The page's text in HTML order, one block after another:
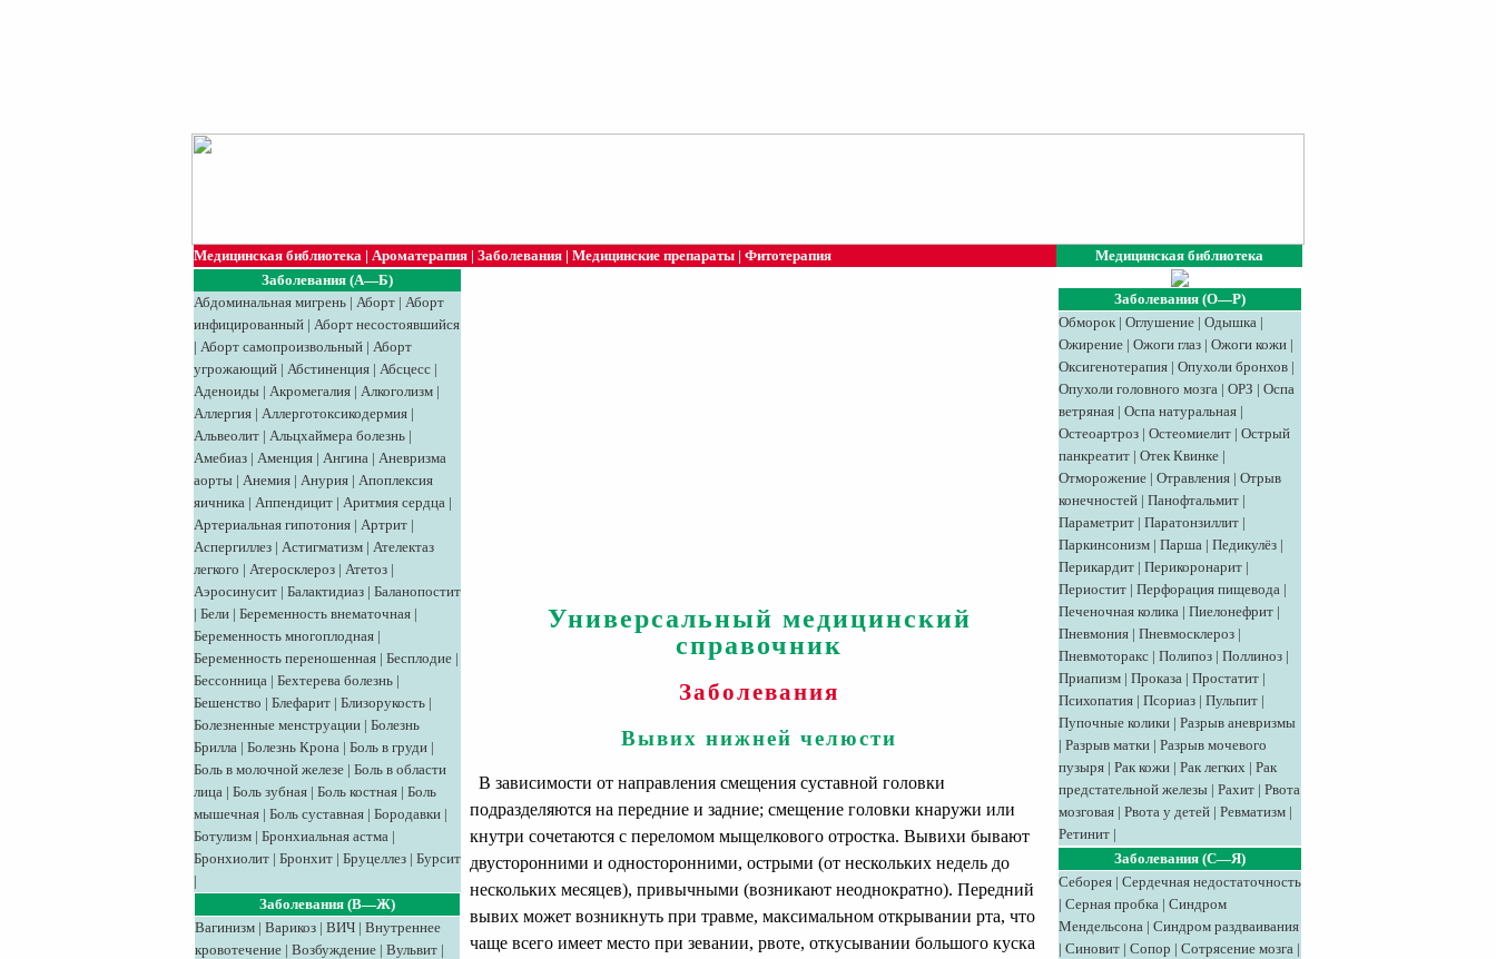
Медицинская библиотека | Ароматерапия | Заболевания | Медицинские препараты | Фитотерапия
Медицинская библиотека
Заболевания (А—Б)
Абдоминальная мигрень | Аборт | Аборт
инфицированный | Аборт несостоявшийся
| Аборт самопроизвольный | Аборт
угрожающий | Абстиненция | Абсцесс |
Аденоиды | Акромегалия | Алкоголизм |
Аллергия | Аллерготоксикодермия |
Альвеолит | Альцхаймера болезнь |
Амебиаз | Аменция | Ангина | Аневризма
аорты | Анемия | Анурия | Апоплексия
яичника | Аппендицит | Аритмия сердца |
Артериальная гипотония | Артрит |
Аспергиллез | Астигматизм | Ателектаз
легкого | Атеросклероз | Атетоз |
Аэросинусит | Балактидиаз | Баланопостит
| Бели | Беременность внематочная |
Беременность многоплодная |
Беременность переношенная | Бесплодие |
Бессонница | Бехтерева болезнь |
Бешенство | Блефарит | Близорукость |
Болезненные менструации | Болезнь
Брилла | Болезнь Крона | Боль в груди |
Боль в молочной железе | Боль в области
лица | Боль зубная | Боль костная | Боль
мышечная | Боль суставная | Бородавки |
Ботулизм | Бронхиальная астма |
Бронхиолит | Бронхит | Бруцеллез | Бурсит
|
Заболевания (В—Ж)
Вагинизм | Варикоз | ВИЧ | Внутреннее
кровотечение | Возбуждение | Вульвит |
Универсальный медицинский
справочник
Заболевания
Вывих нижней челюсти
В зависимости от направления смещения суставной головки
подразделяются на передние и задние; смещение головки кнаружи или
кнутри сочетаются с переломом мыщелкового отростка. Вывихи бывают
двусторонними и односторонними, острыми (от нескольких недель до
нескольких месяцев), привычными (возникают неоднократно). Передний
вывих может возникнуть при травме, максимальном открывании рта, что
чаще всего имеет место при зевании, рвоте, откусывании большого куска
Заболевания (О—Р)
Обморок | Оглушение | Одышка |
Ожирение | Ожоги глаз | Ожоги кожи |
Оксигенотерапия | Опухоли бронхов |
Опухоли головного мозга | ОРЗ | Оспа
ветряная | Оспа натуральная |
Остеоартроз | Остеомиелит | Острый
панкреатит | Отек Квинке |
Отморожение | Отравления | Отрыв
конечностей | Панофтальмит |
Параметрит | Паратонзиллит |
Паркинсонизм | Парша | Педикулёз |
Перикардит | Перикоронарит |
Периостит | Перфорация пищевода |
Печеночная колика | Пиелонефрит |
Пневмония | Пневмосклероз |
Пневмоторакс | Полипоз | Поллиноз |
Приапизм | Проказа | Простатит |
Психопатия | Псориаз | Пульпит |
Пупочные колики | Разрыв аневризмы
| Разрыв матки | Разрыв мочевого
пузыря | Рак кожи | Рак легких | Рак
предстательной железы | Рахит | Рвота
мозговая | Рвота у детей | Ревматизм |
Ретинит |
Заболевания (С—Я)
Себорея | Сердечная недостаточность
| Серная пробка | Синдром
Мендельсона | Синдром раздваивания
| Синовит | Сопор | Сотрясение мозга |